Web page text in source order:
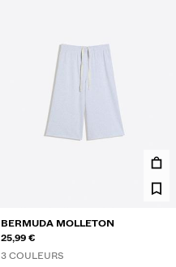
BERMUDA MOLLETON
25,99 €
3 COULEURS